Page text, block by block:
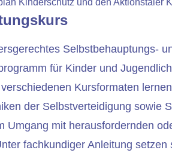
Selbstbehauptungs-
für Kinder und
Kursformaten
der Selbstverteidigung sowie
Umgang mit herausfordernden
fachkundiger Anleitung